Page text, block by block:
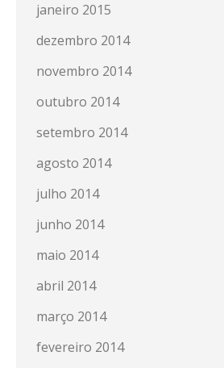
janeiro 2015
dezembro 2014
novembro 2014
outubro 2014
setembro 2014
agosto 2014
julho 2014
junho 2014
maio 2014
abril 2014
março 2014
fevereiro 2014